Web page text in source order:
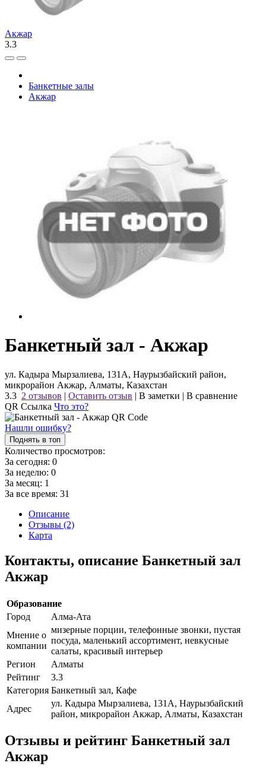
Акжар
3.3
Банкетные залы
Акжар
Банкетный зал - Акжар
ул. Кадыра Мырзалиева, 131А, Наурызбайский район,
микрорайон Акжар, Алматы, Казахстан
3.3 2 отзывов | Оставить отзыв | В заметки | В сравнение
QR Ссылка Что это?
Нашли ошибку?
Поднять в топ
Количество просмотров:
За сегодня: 0
За неделю: 0
За месяц: 1
За все время: 31
Описание
Отзывы (2)
Карта
Контакты, описание Банкетный зал
Акжар
Образование
Город
Алма-Ата
Мнение о
компании
мизерные порции, телефонные звонки, пустая
посуда, маленький ассортимент, невкусные
салаты, красивый интерьер
Регион
Алматы
Рейтинг
3.3
Категория Банкетный зал, Кафе
Адрес
ул. Кадыра Мырзалиева, 131А, Наурызбайский
район, микрорайон Акжар, Алматы, Казахстан
Отзывы и рейтинг Банкетный зал
Акжар